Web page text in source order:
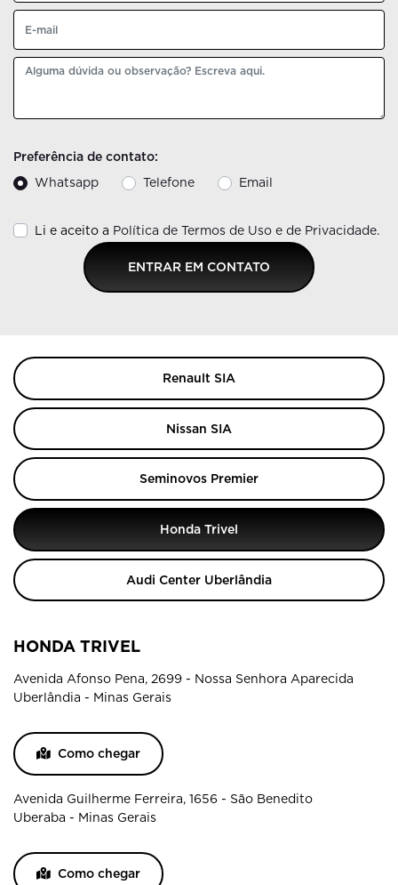
Preferência de contato:
Whatsapp
Telefone Email
Li e aceito a Política de Termos de Uso e de Privacidade.
ENTRAR EM CONTATO
Renault SIA
Nissan SIA
Seminovos Premier
Honda Trivel
Audi Center Uberlândia
HONDA TRIVEL
Avenida Afonso Pena, 2699 - Nossa Senhora Aparecida
Uberlândia - Minas Gerais
Como chegar
Avenida Guilherme Ferreira, 1656 - São Benedito
Uberaba - Minas Gerais
Como chegar